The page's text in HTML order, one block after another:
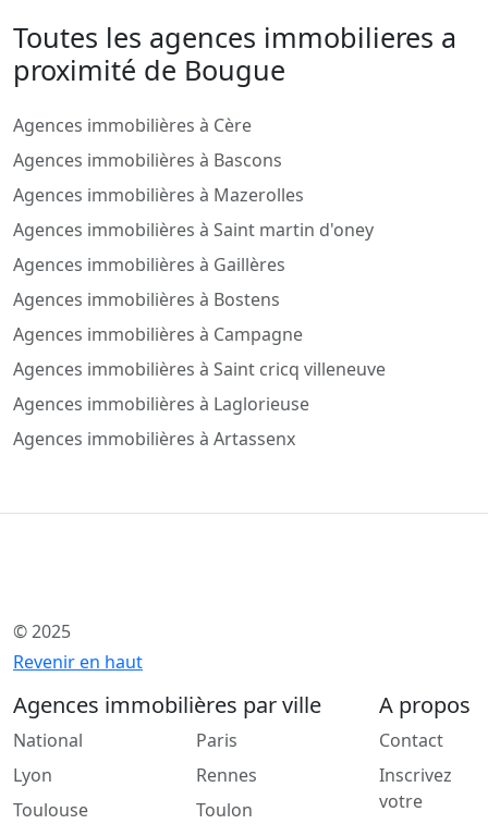
Toutes les agences immobilieres a
proximité de Bougue
Agences immobilières à Cère
Agences immobilières à Bascons
Agences immobilières à Mazerolles
Agences immobilières à Saint martin d'oney
Agences immobilières à Gaillères
Agences immobilières à Bostens
Agences immobilières à Campagne
Agences immobilières à Saint cricq villeneuve
Agences immobilières à Laglorieuse
Agences immobilières à Artassenx
© 2025
Revenir en haut
Agences immobilières par ville
National
Lyon
Toulouse
Paris
Rennes
Toulon
A propos
Contact
Inscrivez
votre